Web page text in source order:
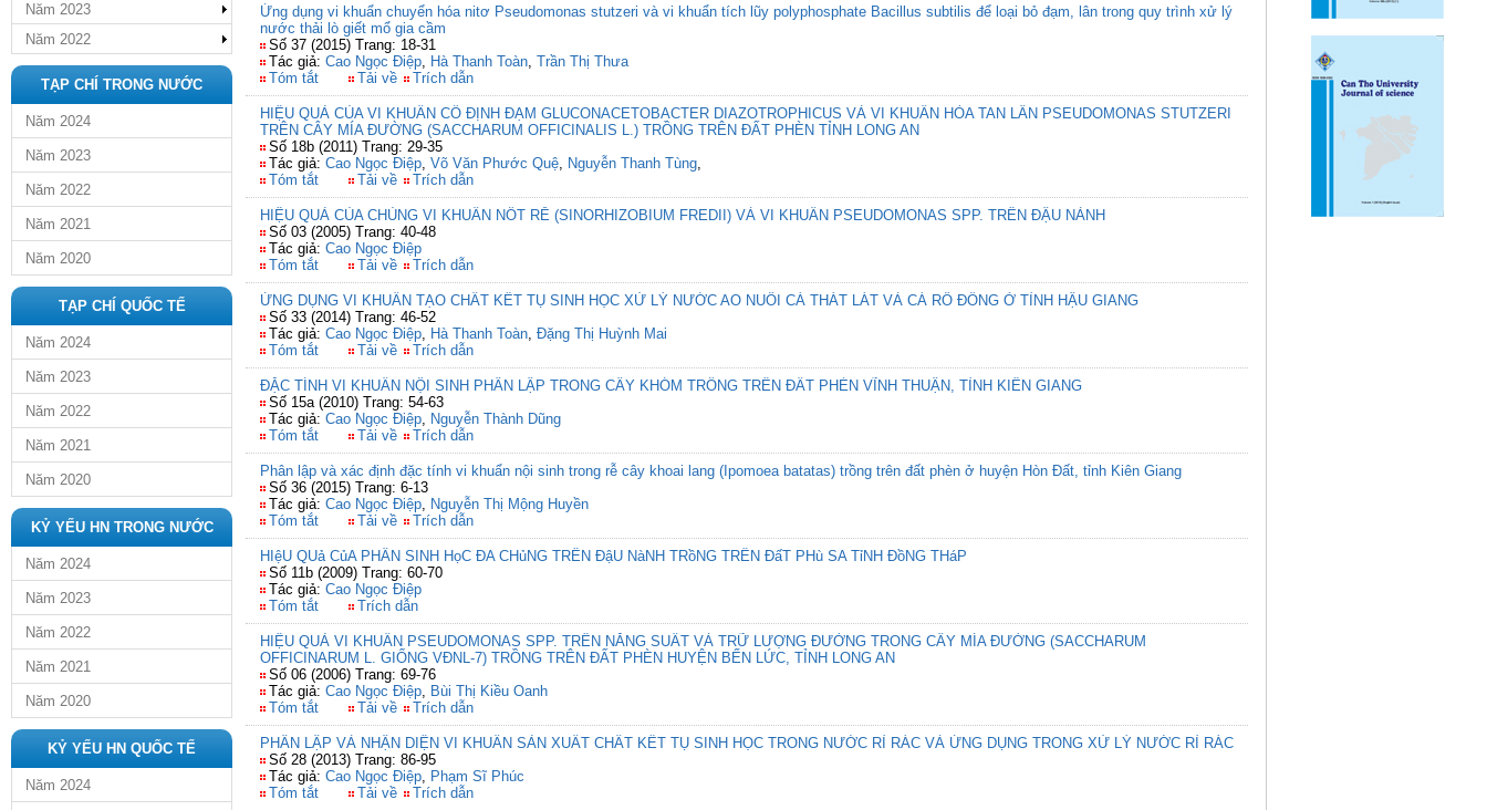
Năm 2023
Năm 2022
TẠP CHÍ TRONG NƯỚC
Năm 2024
Năm 2023
Năm 2022
Năm 2021
Năm 2020
TẠP CHÍ QUỐC TẾ
Năm 2024
Năm 2023
Năm 2022
Năm 2021
Năm 2020
KỶ YẾU HN TRONG NƯỚC
Năm 2024
Năm 2023
Năm 2022
Năm 2021
Năm 2020
KỶ YẾU HN QUỐC TẾ
Năm 2024
Ứng dụng vi khuẩn chuyển hóa nitơ Pseudomonas stutzeri và vi khuẩn tích lũy polyphosphate Bacillus subtilis để loại bỏ đạm, lân trong quy trình xử lý
nước thải lò giết mổ gia cầm
Số 37 (2015) Trang: 18-31
Tác giả: Cao Ngọc Điệp, Hà Thanh Toàn, Trần Thị Thưa
Tóm tắt
Tải về Trích dẫn
HIỆU QUẢ CỦA VI KHUẨN CỐ ĐỊNH ĐẠM GLUCONACETOBACTER DIAZOTROPHICUS VÀ VI KHUẨN HÒA TAN LÂN PSEUDOMONAS STUTZERI
TRÊN CÂY MÍA ĐƯỜNG (SACCHARUM OFFICINALIS L.) TRỒNG TRÊN ĐẤT PHÈN TỈNH LONG AN
Số 18b (2011) Trang: 29-35
Tác giả: Cao Ngọc Điệp, Võ Văn Phước Quệ, Nguyễn Thanh Tùng,
Tóm tắt
Tải về Trích dẫn
HIỆU QUẢ CỦA CHỦNG VI KHUẨN NỐT RỄ (SINORHIZOBIUM FREDII) VÀ VI KHUẨN PSEUDOMONAS SPP. TRÊN ĐẬU NÀNH
Số 03 (2005) Trang: 40-48
Tác giả: Cao Ngọc Điệp
Tóm tắt
Tải về Trích dẫn
ỨNG DỤNG VI KHUẨN TẠO CHẤT KẾT TỤ SINH HỌC XỬ LÝ NƯỚC AO NUÔI CÁ THÁT LÁT VÀ CÁ RÔ ĐỒNG Ở TỈNH HẬU GIANG
Số 33 (2014) Trang: 46-52
Tác giả: Cao Ngọc Điệp, Hà Thanh Toàn, Đặng Thị Huỳnh Mai
Tóm tắt
Tải về Trích dẫn
ĐẶC TÍNH VI KHUẨN NỘI SINH PHÂN LẬP TRONG CÂY KHÓM TRỒNG TRÊN ĐẤT PHÈN VĨNH THUẬN, TỈNH KIÊN GIANG
Số 15a (2010) Trang: 54-63
Tác giả: Cao Ngọc Điệp, Nguyễn Thành Dũng
Tóm tắt
Tải về Trích dẫn
Phân lập và xác định đặc tính vi khuẩn nội sinh trong rễ cây khoai lang (Ipomoea batatas) trồng trên đất phèn ở huyện Hòn Đất, tỉnh Kiên Giang
Số 36 (2015) Trang: 6-13
Tác giả: Cao Ngọc Điệp, Nguyễn Thị Mộng Huyền
Tóm tắt
Tải về Trích dẫn
HIệU QUả CủA PHÂN SINH HọC ĐA CHủNG TRÊN ĐậU NàNH TRồNG TRÊN ĐấT PHù SA TỉNH ĐồNG THáP
Số 11b (2009) Trang: 60-70
Tác giả: Cao Ngọc Điệp
Tóm tắt
Trích dẫn
HIỆU QUẢ VI KHUẨN PSEUDOMONAS SPP. TRÊN NĂNG SUẤT VÀ TRỮ LƯỢNG ĐƯỜNG TRONG CÂY MÍA ĐƯỜNG (SACCHARUM
OFFICINARUM L. GIỐNG VĐNL-7) TRỒNG TRÊN ĐẤT PHÈN HUYỆN BẾN LỨC, TỈNH LONG AN
Số 06 (2006) Trang: 69-76
Tác giả: Cao Ngọc Điệp, Bùi Thị Kiều Oanh
Tóm tắt
Tải về Trích dẫn
PHÂN LẬP VÀ NHẬN DIỆN VI KHUẨN SẢN XUẤT CHẤT KẾT TỤ SINH HỌC TRONG NƯỚC RỈ RÁC VÀ ỨNG DỤNG TRONG XỬ LÝ NƯỚC RỈ RÁC
Số 28 (2013) Trang: 86-95
Tác giả: Cao Ngọc Điệp, Phạm Sĩ Phúc
Tóm tắt
Tải về Trích dẫn